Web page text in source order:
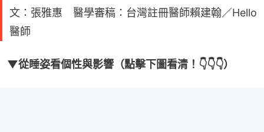
文：張雅惠 醫學審稿：台灣註冊醫師賴建翰／Hello
醫師
▼從睡姿看個性與影響（點擊下圖看清！👇👇👇）